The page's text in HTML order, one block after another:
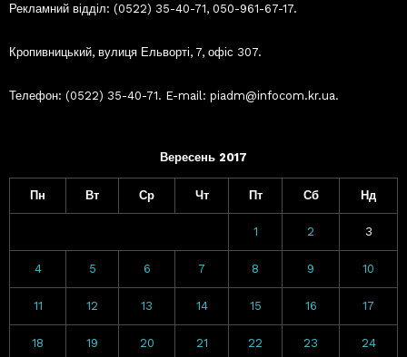
Рекламний відділ: (0522) 35-40-71, 050-961-67-17.
Кропивницький, вулиця Ельворті, 7, офіс 307.
Телефон: (0522) 35-40-71. E-mail: piadm@infocom.kr.ua.
Вересень 2017
Пн Вт Ср Чт Пт Сб Нд
1 2 3
4 5 6 7 8 9 10
11 12 13 14 15 16 17
18 19 20 21 22 23 24